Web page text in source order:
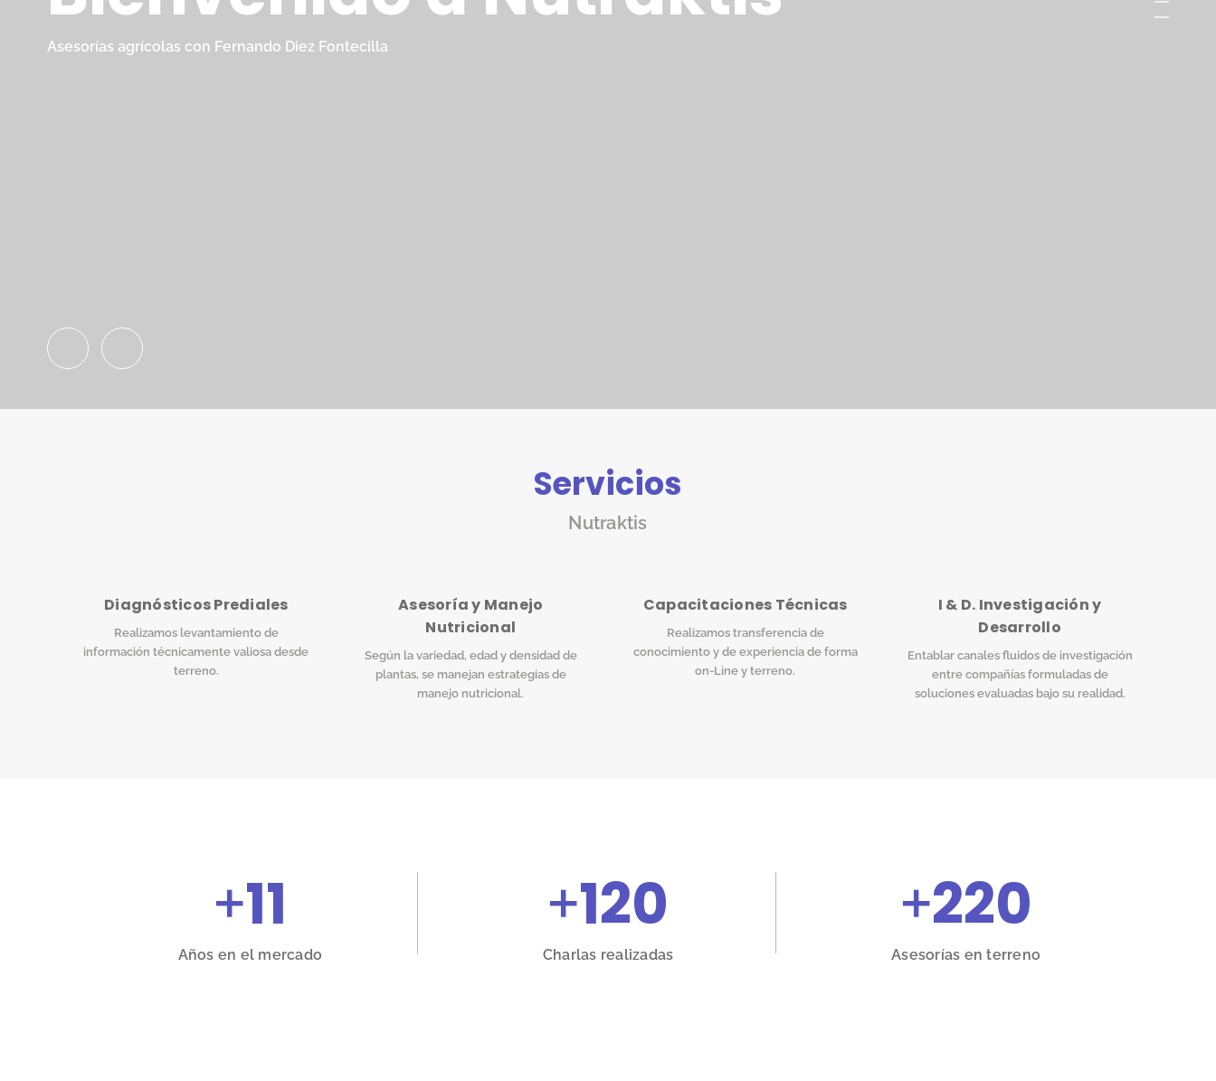
Asesorías agrícolas con Fernando Diez Fontecilla
Servicios
Nutraktis
Diagnósticos Prediales
Realizamos levantamiento de
información técnicamente valiosa desde
terreno.
Asesoría y Manejo
Nutricional
Según la variedad, edad y densidad de
plantas, se manejan estrategias de
manejo nutricional.
Capacitaciones Técnicas
Realizamos transferencia de
conocimiento y de experiencia de forma
on-Line y terreno.
I & D. Investigación y
Desarrollo
Entablar canales fluidos de investigación
entre compañías formuladas de
soluciones evaluadas bajo su realidad.
+11
Años en el mercado
+120
Charlas realizadas
+220
Asesorías en terreno